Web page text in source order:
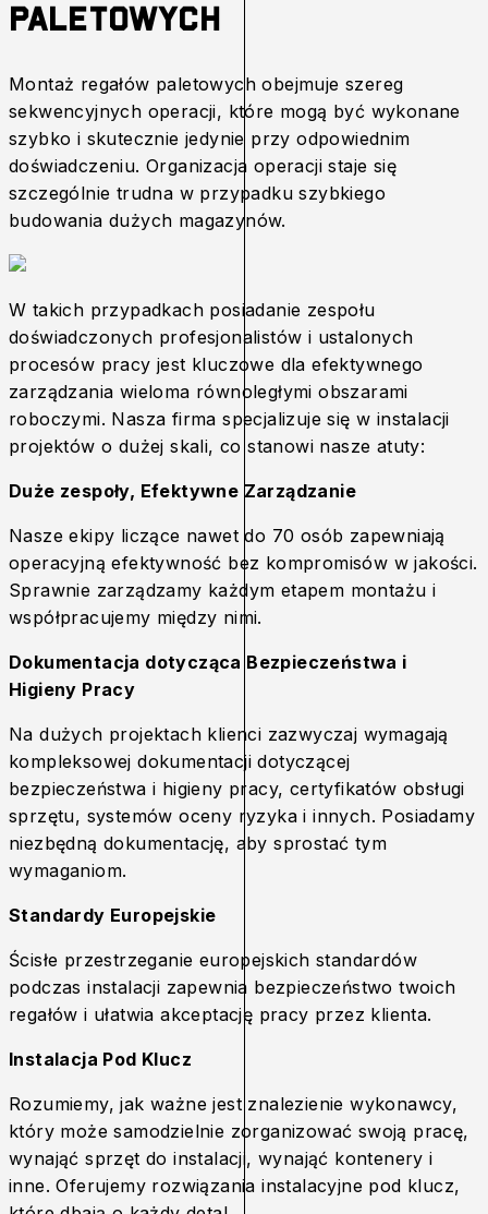
paletowych
Montaż regałów paletowych obejmuje szereg
sekwencyjnych operacji, które mogą być wykonane
szybko i skutecznie jedynie przy odpowiednim
doświadczeniu. Organizacja operacji staje się
szczególnie trudna w przypadku szybkiego
budowania dużych magazynów.
W takich przypadkach posiadanie zespołu
doświadczonych profesjonalistów i ustalonych
procesów pracy jest kluczowe dla efektywnego
zarządzania wieloma równoległymi obszarami
roboczymi. Nasza firma specjalizuje się w instalacji
projektów o dużej skali, co stanowi nasze atuty:
Duże zespoły, Efektywne Zarządzanie
Nasze ekipy liczące nawet do 70 osób zapewniają
operacyjną efektywność bez kompromisów w jakości.
Sprawnie zarządzamy każdym etapem montażu i
współpracujemy między nimi.
Dokumentacja dotycząca Bezpieczeństwa i
Higieny Pracy
Na dużych projektach klienci zazwyczaj wymagają
kompleksowej dokumentacji dotyczącej
bezpieczeństwa i higieny pracy, certyfikatów obsługi
sprzętu, systemów oceny ryzyka i innych. Posiadamy
niezbędną dokumentację, aby sprostać tym
wymaganiom.
Standardy Europejskie
Ścisłe przestrzeganie europejskich standardów
podczas instalacji zapewnia bezpieczeństwo twoich
regałów i ułatwia akceptację pracy przez klienta.
Instalacja Pod Klucz
Rozumiemy, jak ważne jest znalezienie wykonawcy,
który może samodzielnie zorganizować swoją pracę,
wynająć sprzęt do instalacji, wynająć kontenery i
inne. Oferujemy rozwiązania instalacyjne pod klucz,